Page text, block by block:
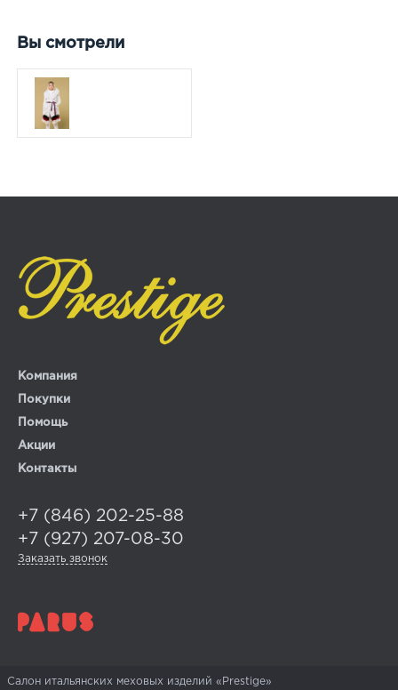
Вы смотрели
Компания
Покупки
Помощь
Акции
Контакты
+7 (846) 202-25-88
+7 (927) 207-08-30
Заказать звонок
Салон итальянских меховых изделий «Prestige»